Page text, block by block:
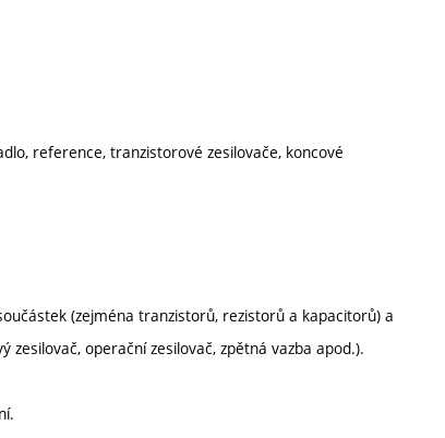
reference, tranzistorové zesilovače, koncové
(zejména tranzistorů, rezistorů a kapacitorů) a
operační zesilovač, zpětná vazba apod.).